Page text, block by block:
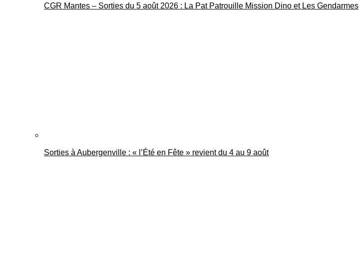
CGR Mantes – Sorties du 5 août 2026 : La Pat Patrouille Mission Dino et Les Gendarmes
Sorties à Aubergenville : « l’Été en Fête » revient du 4 au 9 août